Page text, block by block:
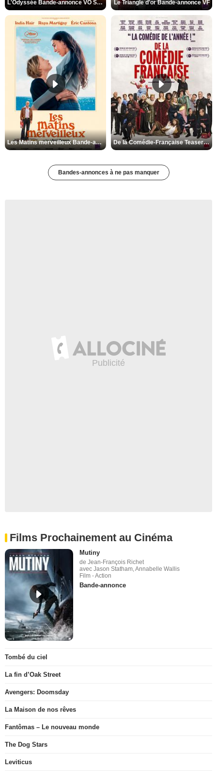
L'Odyssée Bande-annonce VO STFR Le Triangle d'or Bande-annonce VF
Les Matins merveilleux Bande-annonce VF De la Comédie-Française Teaser VF
Bandes-annonces à ne pas manquer
Films Prochainement au Cinéma
Mutiny
de Jean-François Richet
avec Jason Statham, Annabelle Wallis
Film - Action
Bande-annonce
Tombé du ciel
La fin d’Oak Street
Avengers: Doomsday
La Maison de nos rêves
Fantômas – Le nouveau monde
The Dog Stars
Leviticus